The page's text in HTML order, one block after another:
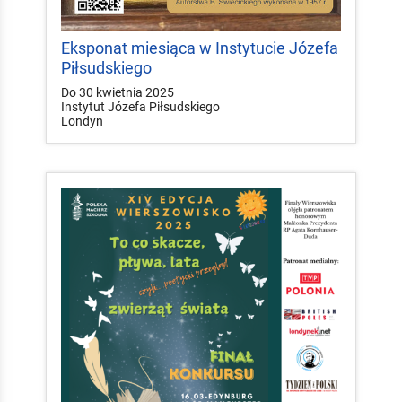
Eksponat miesiąca w Instytucie Józefa
Piłsudskiego
Do 30 kwietnia 2025
Instytut Józefa Piłsudskiego
Londyn